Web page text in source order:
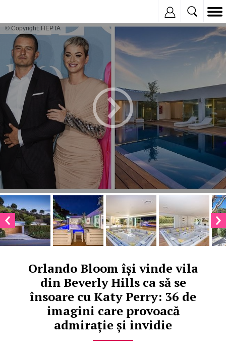
© Copyright: HEPTA
Orlando Bloom își vinde vila
din Beverly Hills ca să se
însoare cu Katy Perry: 36 de
imagini care provoacă
admirație și invidie